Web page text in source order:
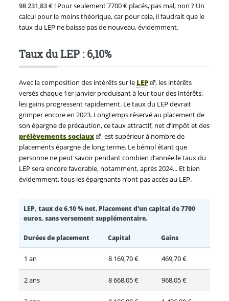
98 231,83 €! Pour seulement 7700 € placés, pas mal, non ? Un
calcul pour le moins théorique, car pour cela, il faudrait que le
taux du LEP ne baisse pas de nouveau, évidemment.
Taux du LEP : 6,10%
Avec la composition des intérêts sur le LEP
, les intérêts
versés chaque 1er janvier produisant à leur tour des intérêts,
les gains progressent rapidement. Le taux du LEP devrait
grimper encore en 2023. Longtemps réservé au placement de
son épargne de précaution, ce taux attractif, net d’impôt et des
prélèvements sociaux
, est supérieur à nombre de
placements épargne de long terme. Le bémol étant que
personne ne peut savoir pendant combien d’année le taux du
LEP sera encore favorable, notamment, après 2024... Et bien
évidemment, tous les épargnants n’ont pas accès au LEP.
LEP, taux de 6.10 % net. Placement d’un capital de 7700
euros, sans versement supplémentaire.
Durées de placement Capital Gains
1 an 8 169,70 € 469,70 €
2 ans 8 668,05 € 968,05 €